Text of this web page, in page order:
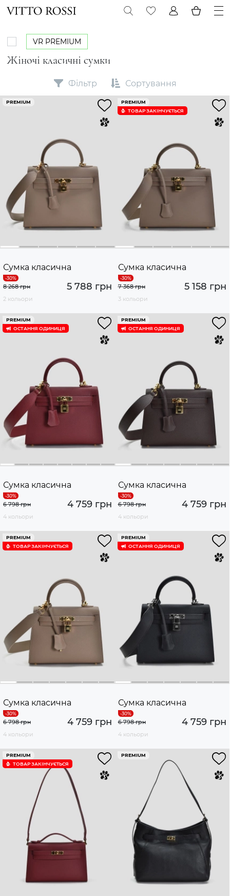
Жіночі класичні сумки
VR PREMIUM
Фільтр Сортування
PREMIUM
Сумка класична
5 788 грн
8 268 грн
2 кольори
PREMIUM
ТОВАР ЗАКІНЧУЄTЬСЯ
Сумка класична
5 158 грн
7 368 грн
3 кольори
PREMIUM
ОСТАННЯ ОДИНИЦЯ
Сумка класична
4 759 грн
6 798 грн
4 кольори
PREMIUM
ОСТАННЯ ОДИНИЦЯ
Сумка класична
4 759 грн
6 798 грн
4 кольори
PREMIUM
ТОВАР ЗАКІНЧУЄTЬСЯ
Сумка класична
4 759 грн
6 798 грн
4 кольори
PREMIUM
ОСТАННЯ ОДИНИЦЯ
Сумка класична
4 759 грн
6 798 грн
4 кольори
PREMIUM
ТОВАР ЗАКІНЧУЄTЬСЯ
PREMIUM